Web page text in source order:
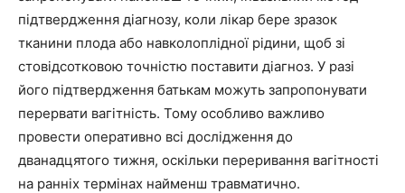
підтвердження діагнозу, коли лікар бере зразок
тканини плода або навколоплідної рідини, щоб зі
стовідсотковою точністю поставити діагноз. У разі
його підтвердження батькам можуть запропонувати
перервати вагітність. Тому особливо важливо
провести оперативно всі дослідження до
дванадцятого тижня, оскільки переривання вагітності
на ранніх термінах найменш травматично.